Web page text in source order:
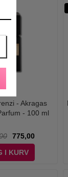
- Akragas
- 100 ml
775,00
I KURV